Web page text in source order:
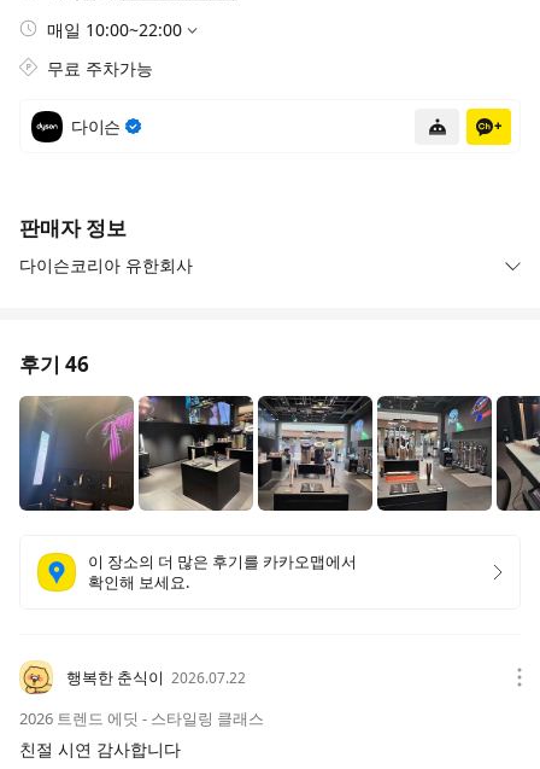
매일 10:00~22:00
무료 주차가능
다이슨 챗봇상담
판매자 정보
다이슨코리아 유한회사
후기 46
이 장소의 더 많은 후기를 카카오맵에서
확인해 보세요.
행복한 춘식이 2026.07.22
2026 트렌드 에딧 - 스타일링 클래스
친절 시연 감사합니다